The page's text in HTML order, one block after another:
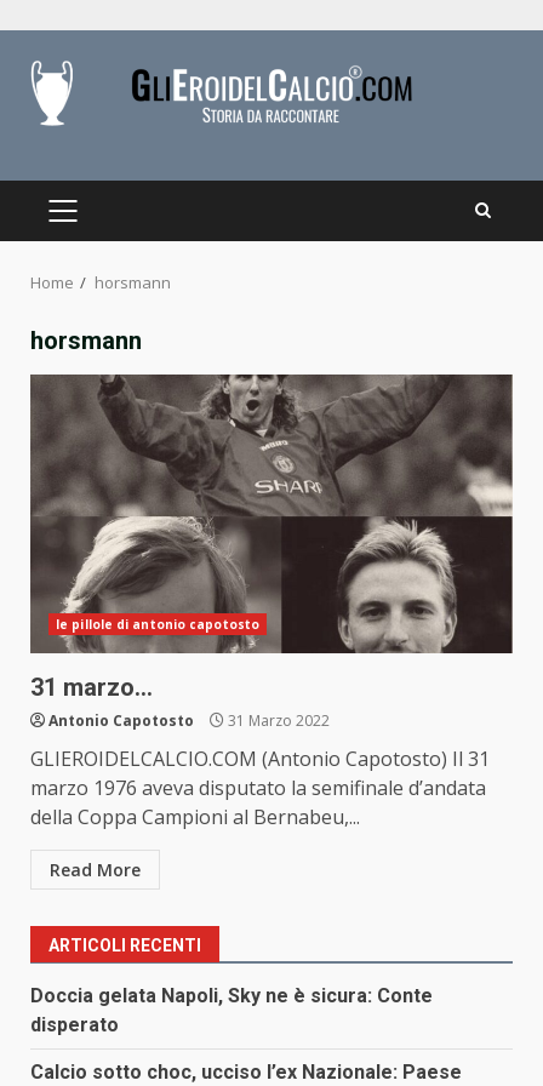
content
PRIMARY
Home horsmann
horsmann
le pillole di antonio capotosto
31 marzo…
Antonio Capotosto 31 Marzo 2022
GLIEROIDELCALCIO.COM (Antonio Capotosto) Il 31
marzo 1976 aveva disputato la semifinale d’andata
della Coppa Campioni al Bernabeu,...
Read More
ARTICOLI RECENTI
Doccia gelata Napoli, Sky ne è sicura: Conte
disperato
Calcio sotto choc, ucciso l’ex Nazionale: Paese